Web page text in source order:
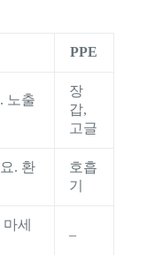
PPE
노출
장
갑,
고글
. 환
호흡
기
세
–